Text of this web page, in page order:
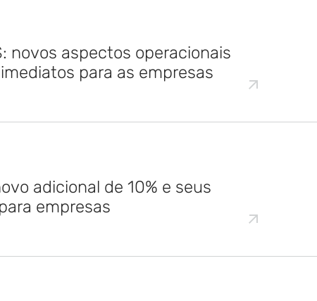
novos aspectos operacionais
para as empresas
adicional de 10% e seus
empresas